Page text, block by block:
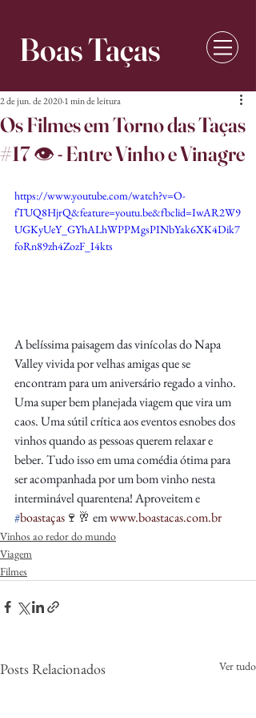
Boas Taças
Os Filmes em Torno das Taças
#17 👁 - Entre Vinho e Vinagre
2 de jun. de 20201 min de leitura
https://www.youtube.com/watch?v=O-
fTUQ8HjrQ&feature=youtu.be&fbclid=IwAR2W9
UGKyUeY_GYhALhWPPMgsPINbYak6XK4Dik7
foRn89zh4ZozF_I4kts
A belíssima paisagem das vinícolas do Napa
Valley vivida por velhas amigas que se
encontram para um aniversário regado a vinho.
Uma super bem planejada viagem que vira um
caos. Uma sútil crítica aos eventos esnobes dos
vinhos quando as pessoas querem relaxar e
beber. Tudo isso em uma comédia ótima para
ser acompanhada por um bom vinho nesta
interminável quarentena! Aproveitem e
#boastaças 🍷🥂 em www.boastacas.com.br
Vinhos ao redor do mundo
Viagem
Filmes
Posts Relacionados Ver tudo